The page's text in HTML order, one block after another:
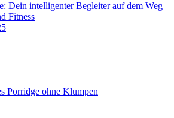
Dein intelligenter Begleiter auf dem Weg
Fitness
Porridge ohne Klumpen